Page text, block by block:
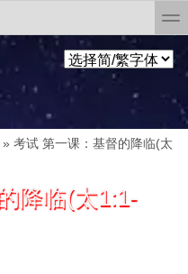
»考试 第一课：基督的降临(太
降临(太1:1-